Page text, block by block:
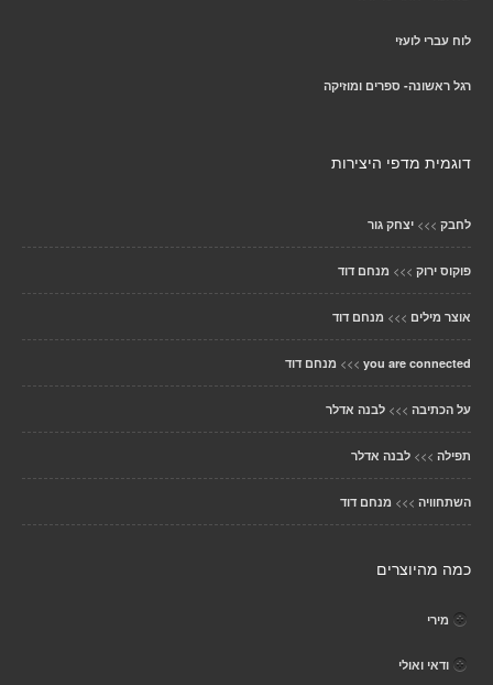
לוח עברי לועזי
רגל ראשונה- ספרים ומוזיקה
דוגמית מדפי היצירות
לחבק >>> יצחק גור
פוקוס ירוק >>> מנחם דוד
אוצר מילים >>> מנחם דוד
you are connected
>>> מנחם דוד
על הכתיבה >>> לבנה אדלר
תפילה >>> לבנה אדלר
השתחוויה >>> מנחם דוד
כמה מהיוצרים
מירי
ודאי ואולי